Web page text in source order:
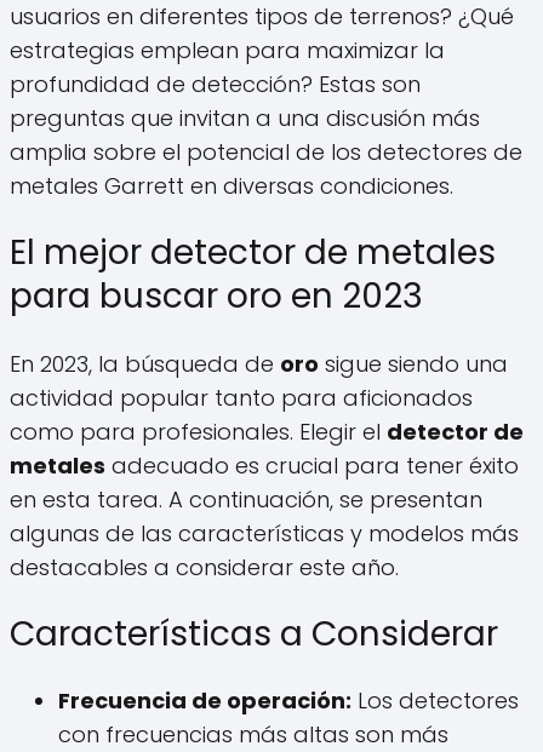
usuarios en diferentes tipos de terrenos? ¿Qué
estrategias emplean para maximizar la
profundidad de detección? Estas son
preguntas que invitan a una discusión más
amplia sobre el potencial de los detectores de
metales Garrett en diversas condiciones.
El mejor detector de metales
para buscar oro en 2023
En 2023, la búsqueda de oro sigue siendo una
actividad popular tanto para aficionados
como para profesionales. Elegir el detector de
metales adecuado es crucial para tener éxito
en esta tarea. A continuación, se presentan
algunas de las características y modelos más
destacables a considerar este año.
Características a Considerar
Frecuencia de operación: Los detectores
con frecuencias más altas son más